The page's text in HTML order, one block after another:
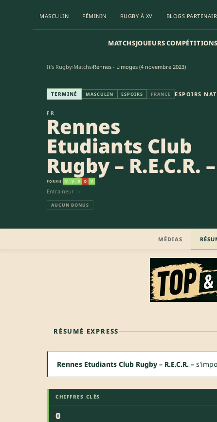
MASCULIN FÉMININ RUGBY À XV BLOGS
MATCHSJOUEURSCOMPÉTITIONS
It's Rugby›Matchs›Rennes - Limoges (4 novembre 2023)
Rennes Etudiants Club
TERMINÉ MASCULIN ESPOIRS FRANCE ESPOIRS
FR
Rennes
Etudiants Club
Rugby – R.E.C.R. –
FORME V V V D V
Entraineur : -
AUCUN BONUS
MÉDIAS
RÉSUMÉ EXPRESS
Rennes Etudiants Club Rugby – R.E.C.R. –
CHIFFRES CLÉS
0